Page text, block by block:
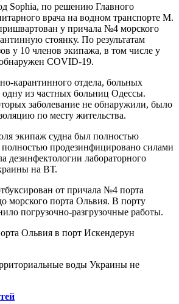
Sophia, по решению Главного
врача на водном транспорте М.
у причала №4 морского
стоянку. По результатам
у 10 членов экипажа, в том числе у
COVID-19.
карантинного отдела, больных
одну из частных больниц Одессы.
заболевание не обнаружили, было
по месту жительства.
экипаж судна был полностью
продезинфицировано силами
дезинфектологии лабораторного
на ВТ.
от причала №4 порта
морского порта Ольвия. В порту
погрузочно-разгрузочные работы.
Ольвия в порт Искендерун
воды Украины не